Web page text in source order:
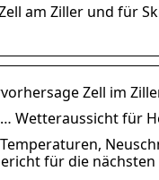
am Ziller und für
Zell im
Wetteraussicht für
für die nächsten